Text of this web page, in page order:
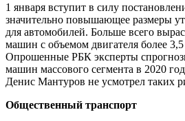
1 января вступит в силу
значительно повышающее размеры
для автомобилей. Больше всего
машин с объемом двигателя более
Опрошенные РБК эксперты
машин массового сегмента в 2020
Денис Мантуров не усмотрел таких
Общественный транспорт